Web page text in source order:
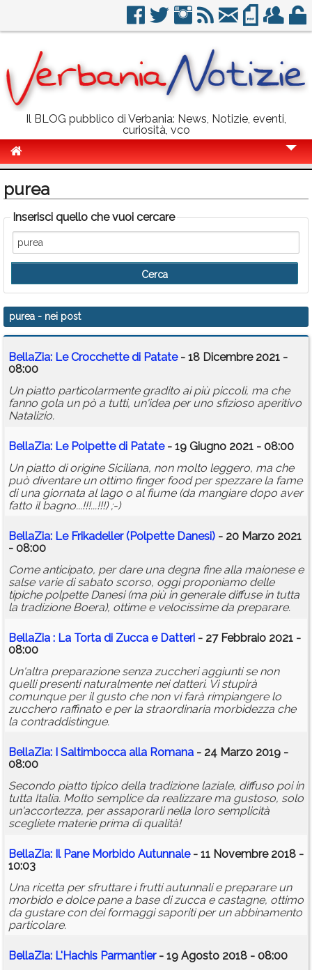
Il BLOG pubblico di Verbania: News, Notizie, eventi,
curiosità, vco
Politica
Sport
Eventi
Info Utili
Rubriche
Calendario
Annunci
purea
Inserisci quello che vuoi cercare
purea - nei post
BellaZia: Le Crocchette di Patate- 18 Dicembre 2021 -
08:00
Un piatto particolarmente gradito ai più piccoli, ma che
fanno gola un pò a tutti, un'idea per uno sfizioso aperitivo
Natalizio.
BellaZia: Le Polpette di Patate- 19 Giugno 2021 - 08:00
Un piatto di origine Siciliana, non molto leggero, ma che
può diventare un ottimo finger food per spezzare la fame
di una giornata al lago o al fiume (da mangiare dopo aver
fatto il bagno...!!!...!!!) ;-)
BellaZia: Le Frikadeller (Polpette Danesi) - 20 Marzo 2021
- 08:00
Come anticipato, per dare una degna fine alla maionese e
salse varie di sabato scorso, oggi proponiamo delle
tipiche polpette Danesi (ma più in generale diffuse in tutta
la tradizione Boera), ottime e velocissime da preparare.
BellaZia : La Torta di Zucca e Datteri - 27 Febbraio 2021 -
08:00
Un'altra preparazione senza zuccheri aggiunti se non
quelli presenti naturalmente nei datteri. Vi stupirà
comunque per il gusto che non vi farà rimpiangere lo
zucchero raffinato e per la straordinaria morbidezza che
la contraddistingue.
BellaZia: I Saltimbocca alla Romana - 24 Marzo 2019 -
08:00
Secondo piatto tipico della tradizione laziale, diffuso poi in
tutta Italia. Molto semplice da realizzare ma gustoso, solo
un'accortezza, per assaporarli nella loro semplicità
scegliete materie prima di qualità!
BellaZia: Il Pane Morbido Autunnale- 11 Novembre 2018 -
10:03
Una ricetta per sfruttare i frutti autunnali e preparare un
morbido e dolce pane a base di zucca e castagne, ottimo
da gustare con dei formaggi saporiti per un abbinamento
particolare.
BellaZia: L'Hachis Parmantier- 19 Agosto 2018 - 08:00